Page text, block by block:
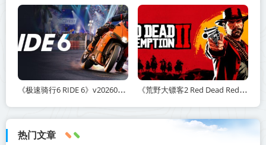
《极速骑行6 RIDE 6》v20260511-免安装中文版丨中文版网盘下载 《荒野大镖客2 Red Dead Redemption 2》v1491.50-打包mod+送修改器丨中文版网盘下载
热门文章